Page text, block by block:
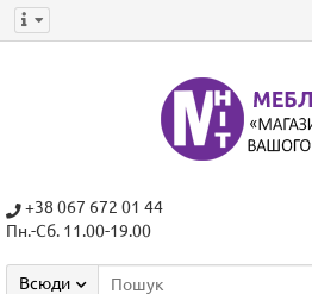
+38 067 672 01 44
Пн.-Сб. 11.00-19.00
Всюди